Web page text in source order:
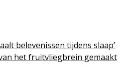
belevenissen tijdens slaap’
het fruitvliegbrein gemaakt